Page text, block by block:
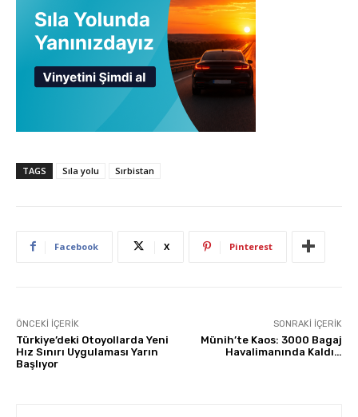
TAGS Sıla yolu Sırbistan
Facebook X Pinterest
ÖNCEKI İÇERIK
Türkiye’deki Otoyollarda Yeni
Hız Sınırı Uygulaması Yarın
Başlıyor
SONRAKI İÇERIK
Münih’te Kaos: 3000 Bagaj
Havalimanında Kaldı…